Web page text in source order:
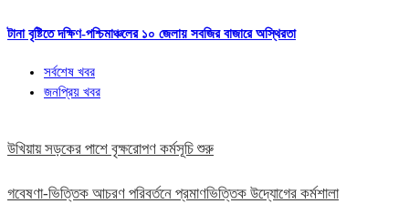
টানা বৃষ্টিতে দক্ষিণ-পশ্চিমাঞ্চলের ১০ জেলায় সবজির বাজারে অস্থিরতা
সর্বশেষ খবর
জনপ্রিয় খবর
উখিয়ায় সড়কের পাশে বৃক্ষরোপণ কর্মসূচি শুরু
গবেষণা-ভিত্তিক আচরণ পরিবর্তনে প্রমাণভিত্তিক উদ্যোগের কর্মশালা